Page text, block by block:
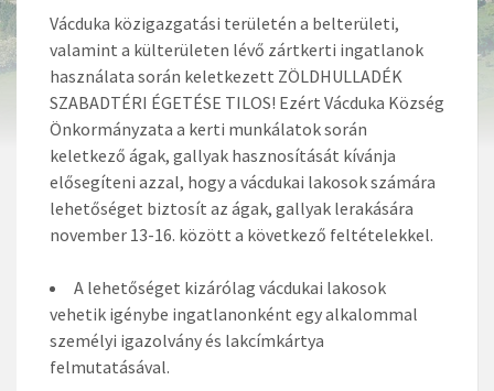
Vácduka közigazgatási területén a belterületi,
valamint a külterületen lévő zártkerti ingatlanok
használata során keletkezett ZÖLDHULLADÉK
SZABADTÉRI ÉGETÉSE TILOS! Ezért Vácduka Község
Önkormányzata a kerti munkálatok során
keletkező ágak, gallyak hasznosítását kívánja
elősegíteni azzal, hogy a vácdukai lakosok számára
lehetőséget biztosít az ágak, gallyak lerakására
november 13-16. között a következő feltételekkel.
A lehetőséget kizárólag vácdukai lakosok
vehetik igénybe ingatlanonként egy alkalommal
személyi igazolvány és lakcímkártya
felmutatásával.